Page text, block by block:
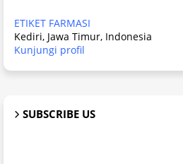
ETIKET FARMASI
Kediri, Jawa Timur, Indonesia
Kunjungi profil
SUBSCRIBE US